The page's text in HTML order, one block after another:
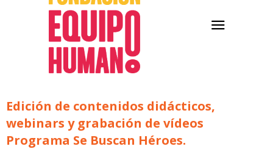
Edición de contenidos didácticos,
webinars y grabación de vídeos
Programa Se Buscan Héroes.